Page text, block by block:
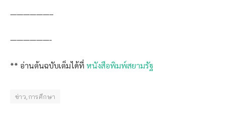
——————–
——————-
** อ่านต้นฉบับเต็มได้ที่ หนังสือพิมพ์สยามรัฐ
ข่าว,การศึกษา